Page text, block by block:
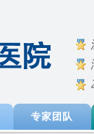
专家团队